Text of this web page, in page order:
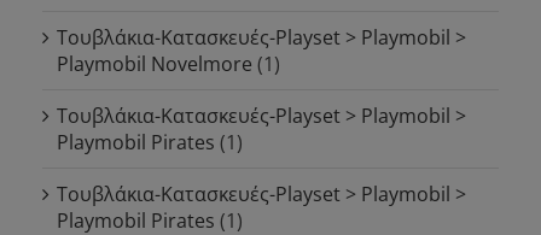
Τουβλάκια-Κατασκευές-Playset > Playmobil >
Playmobil Novelmore (1)
Τουβλάκια-Κατασκευές-Playset > Playmobil >
Playmobil Pirates (1)
Τουβλάκια-Κατασκευές-Playset > Playmobil >
Playmobil Pirates (1)